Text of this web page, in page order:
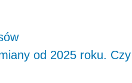
od 2025 roku. Czy